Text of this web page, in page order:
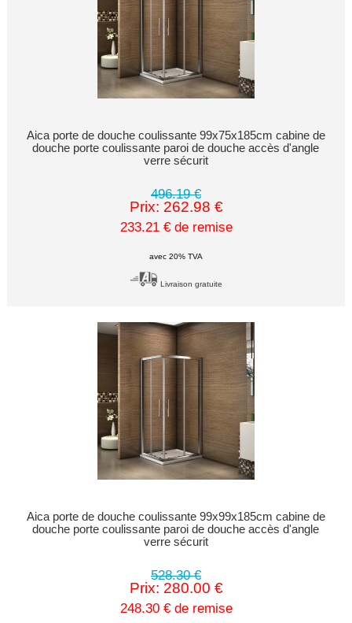
Aica porte de douche coulissante 99x75x185cm cabine de
douche porte coulissante paroi de douche accès d'angle
verre sécurit
496.19 €
Prix: 262.98 €
233.21 € de remise
avec 20% TVA
Livraison gratuite
Aica porte de douche coulissante 99x99x185cm cabine de
douche porte coulissante paroi de douche accès d'angle
verre sécurit
528.30 €
Prix: 280.00 €
248.30 € de remise